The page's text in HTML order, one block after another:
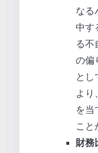
なる
中す
る不
の偏
とし
より
を当
こと
財務